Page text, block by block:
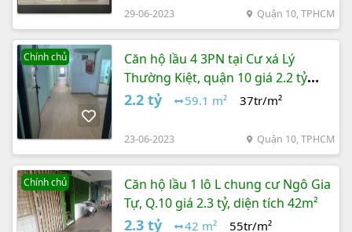
29-06-2023 Quận 10, TPHCM
Chính chủ
Căn hộ lầu 4 3PN tại Cư xá Lý
Thường Kiệt, quận 10 giá 2.2 tỷ
đồng
2.2 tỷ 59.1 m² 37tr/m²
23-06-2023 Quận 10, TPHCM
Chính chủ
Căn hộ lầu 1 lô L chung cư Ngô Gia
Tự, Q.10 giá 2.3 tỷ, diện tích 42m²
2.3 tỷ 42 m² 55tr/m²